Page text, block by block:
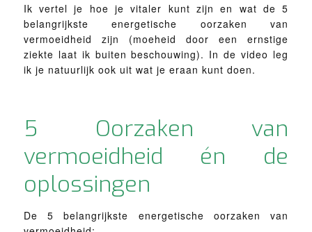
Ik vertel je hoe je vitaler kunt zijn en wat de 5
belangrijkste energetische oorzaken van
vermoeidheid zijn (moeheid door een ernstige
ziekte laat ik buiten beschouwing). In de video leg
ik je natuurlijk ook uit wat je eraan kunt doen.
5 Oorzaken van
vermoeidheid én de
oplossingen
De 5 belangrijkste energetische oorzaken van